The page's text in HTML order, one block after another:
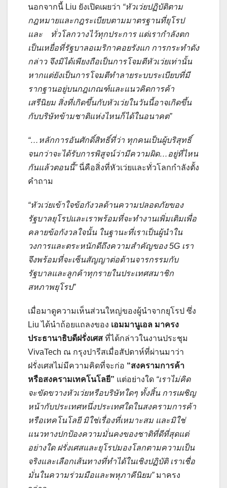
นอกจากนี้ Liu ยังเปิดเผยว่า “หัวเว่ยปฏิบัติตาม
กฎหมายและกฎระเบียบตามมาตรฐานที่ยุโรป
และ ทั่วโลกวางไว้ทุกประการ แต่เรากำลังตก
เป็นเหยื่อที่รัฐบาลอเมริกาคอยรังแก การกระทำดัง
กล่าว จึงมิได้เพียงถือเป็นการโจมตีหัวเว่ยเท่านั้น
หากแต่ยังเป็นการโจมตีทำลายระบบระเบียบที่มี
รากฐานอยู่บนกฎเกณฑ์และแนวคิดการค้า
เสรีนิยม สิ่งที่เกิดขึ้นกับหัวเว่ยในวันนี้อาจเกิดขึ้น
กับบริษัทข้ามชาติแห่งไหนก็ได้ในอนาคต”
“…หลักการอันศักดิ์สิทธิ์ที่ว่า ทุกคนเป็นผู้บริสุทธิ์
จนกว่าจะได้รับการพิสูจน์ว่ามีความผิด…อยู่ที่ไหน
กันแล้วตอนนี้” นี่คือสิ่งที่หัวเว่ยและทั่วโลกกำลังตั้ง
คำถาม
“หัวเว่ยเข้าใจข้อกังวลด้านความปลอดภัยของ
รัฐบาลยุโรปและเราพร้อมที่จะทำงานเพิ่มเติมเพื่อ
คลายข้อกังวลใจนั้น ในฐานะที่เราเป็นผู้นำใน
วงการและตระหนักดีถึงความสำคัญของ5G เรา
จึงพร้อมที่จะเซ็นสัญญาต่อต้านจารกรรมกับ
รัฐบาลและลูกค้าทุกรายในประเทศสมาชิก
สหภาพยุโรป”
เมื่อมาดูความเห็นส่วนใหญ่ของผู้นำจากยุโรป ซึ่ง
Liu ได้นำถ้อยแถลงของ เอมมานูเอล มาครง
ประธานาธิบดีฝรั่งเศส ที่ได้กล่าวในงานประชุม
VivaTech ณ กรุงปารีสเมื่อสัปดาห์ที่ผ่านมาว่า
ฝรั่งเศสไม่มีความคิดที่จะก่อ “สงครามการค้า
หรือสงครามเทคโนโลยี” แต่อย่างใด “เราไม่คิด
จะขัดขวางหัวเว่ยหรือบริษัทใดๆ ทั้งสิ้น การเผชิญ
หน้ากับประเทศหนึ่งประเทศใดในสงครามการค้า
หรือเทคโนโลยี มิใช่เรื่องที่เหมาะสม และมิใช่
แนวทางปกป้องความมั่นคงของชาติที่ดีที่สุดแต่
อย่างใด ฝรั่งเศสและยุโรปมองโลกตามความเป็น
จริงและเลือกเส้นทางที่ทำได้ในเชิงปฏิบัติ เราเชื่อ
มั่นในความร่วมมือและพหุภาคีนิยม” มาครง